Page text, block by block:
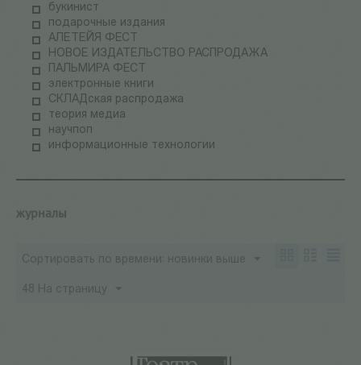
букинист
подарочные издания
АЛЕТЕЙЯ ФЕСТ
НОВОЕ ИЗДАТЕЛЬСТВО РАСПРОДАЖА
ПАЛЬМИРА ФЕСТ
электронные книги
СКЛАДская распродажа
теория медиа
научпоп
информационные технологии
журналы
Сортировать по времени: новинки выше
48 На страницу